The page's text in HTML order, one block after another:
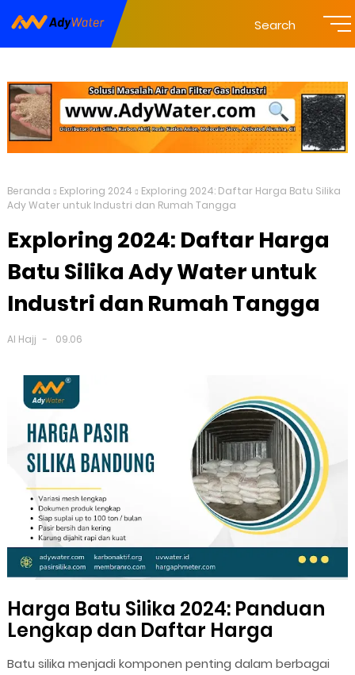
Search
Beranda Exploring 2024
Exploring 2024: Daftar Harga Batu Silika
Ady Water untuk Industri dan Rumah Tangga
Exploring 2024: Daftar Harga
Batu Silika Ady Water untuk
Industri dan Rumah Tangga
Al Hajj 09.06
Harga Batu Silika 2024: Panduan
Lengkap dan Daftar Harga
Batu silika menjadi komponen penting dalam berbagai